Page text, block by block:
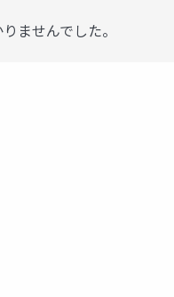
ませんでした。